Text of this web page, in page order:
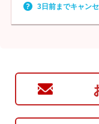
3日前までキャン